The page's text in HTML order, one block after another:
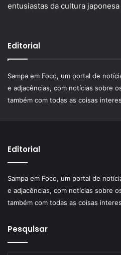
entusiastas da cultura japonesa
Editorial
Sampa em Foco, um portal de
e adjacências, com notícias sobre
também com todas as coisas
Editorial
Sampa em Foco, um portal de
e adjacências, com notícias sobre
também com todas as coisas
Pesquisar